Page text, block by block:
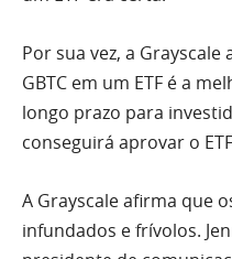
Por sua vez, a
GBTC em um ETF é a
longo prazo para
conseguirá aprovar o
A Grayscale afirma que
infundados e frívolos.